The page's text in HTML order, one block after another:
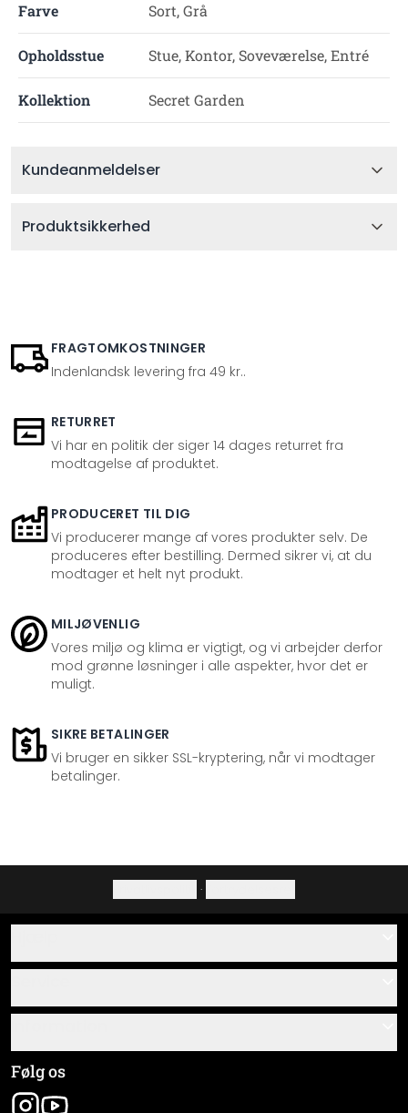
Farve Sort, Grå
Opholdsstue Stue, Kontor, Soveværelse, Entré
Kollektion Secret Garden
Kundeanmeldelser
Produktsikkerhed
FRAGTOMKOSTNINGER
Indenlandsk levering fra 49 kr..
RETURRET
Vi har en politik der siger 14 dages returret fra
modtagelse af produktet.
PRODUCERET TIL DIG
Vi producerer mange af vores produkter selv. De
produceres efter bestilling. Dermed sikrer vi, at du
modtager et helt nyt produkt.
MILJØVENLIG
Vores miljø og klima er vigtigt, og vi arbejder derfor
mod grønne løsninger i alle aspekter, hvor det er
muligt.
SIKRE BETALINGER
Vi bruger en sikker SSL-kryptering, når vi modtager
betalinger.
·
Om os
Monteringsvejledninger
Materialeoversigt
Almindelige forretningsbetingelser
Virksomhedsoplysninger
Følg os